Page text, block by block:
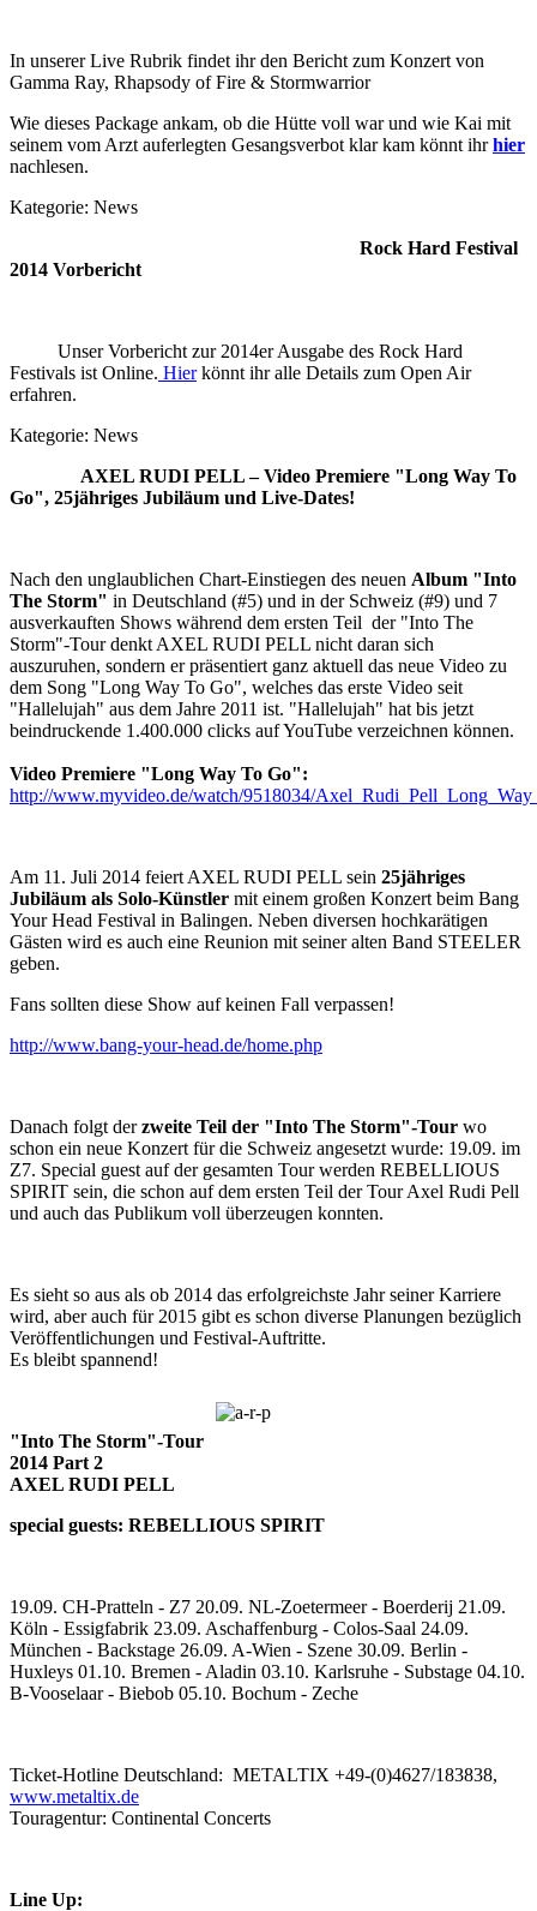
In unserer Live Rubrik findet ihr den Bericht zum Konzert von
Gamma Ray, Rhapsody of Fire & Stormwarrior
Wie dieses Package ankam, ob die Hütte voll war und wie Kai mit
seinem vom Arzt auferlegten Gesangsverbot klar kam könnt ihrhier
nachlesen.
Kategorie: News
Rock Hard Festival
2014 Vorbericht
Unser Vorbericht zur 2014er Ausgabe des Rock Hard
Festivals ist Online. Hierkönnt ihr alle Details zum Open Air
erfahren.
Kategorie: News
AXEL RUDI PELL – Video Premiere "Long Way To
Go", 25jähriges Jubiläum und Live-Dates!
Nach den unglaublichen Chart-Einstiegen des neuen Album "Into
The Storm" in Deutschland (#5) und in der Schweiz (#9) und 7
ausverkauften Shows während dem ersten Teil der "Into The
Storm"-Tour denkt AXEL RUDI PELL nicht daran sich
auszuruhen, sondern er präsentiert ganz aktuell das neue Video zu
dem Song "Long Way To Go", welches das erste Video seit
"Hallelujah" aus dem Jahre 2011 ist. "Hallelujah" hat bis jetzt
beindruckende 1.400.000 clicks auf YouTube verzeichnen können.
Video Premiere "Long Way To Go":
http://www.myvideo.de/watch/9518034/
Am 11. Juli 2014 feiert AXEL RUDI PELL sein 25jähriges
Jubiläum als Solo-Künstler mit einem großen Konzert beim Bang
Your Head Festival in Balingen. Neben diversen hochkarätigen
Gästen wird es auch eine Reunion mit seiner alten Band STEELER
geben.
Fans sollten diese Show auf keinen Fall verpassen!
http://www.bang-your-head.de/home.php
Danach folgt derzweite Teil der "Into The Storm"-Tour wo
schon ein neue Konzert für die Schweiz angesetzt wurde: 19.09. im
Z7. Special guest auf der gesamten Tour werden REBELLIOUS
SPIRIT sein, die schon auf dem ersten Teil der Tour Axel Rudi Pell
und auch das Publikum voll überzeugen konnten.
Es sieht so aus als ob 2014 das erfolgreichste Jahr seiner Karriere
wird, aber auch für 2015 gibt es schon diverse Planungen bezüglich
Veröffentlichungen und Festival-Auftritte.
Es bleibt spannend!
"Into The Storm"-Tour
2014 Part 2
AXEL RUDI PELL
special guests: REBELLIOUS SPIRIT
19.09. CH-Pratteln - Z7 20.09. NL-Zoetermeer - Boerderij 21.09.
Köln - Essigfabrik 23.09. Aschaffenburg - Colos-Saal 24.09.
München - Backstage 26.09. A-Wien - Szene 30.09. Berlin -
Huxleys 01.10. Bremen - Aladin 03.10. Karlsruhe - Substage 04.10.
B-Vooselaar - Biebob 05.10. Bochum - Zeche
Ticket-Hotline Deutschland: METALTIX +49-(0)4627/183838,
www.metaltix.de
Touragentur: Continental Concerts
Line Up: